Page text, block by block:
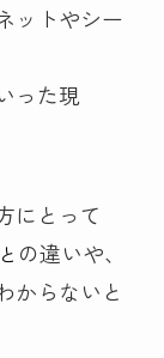
ットやシー
った現
にとって
の違いや、
からないと